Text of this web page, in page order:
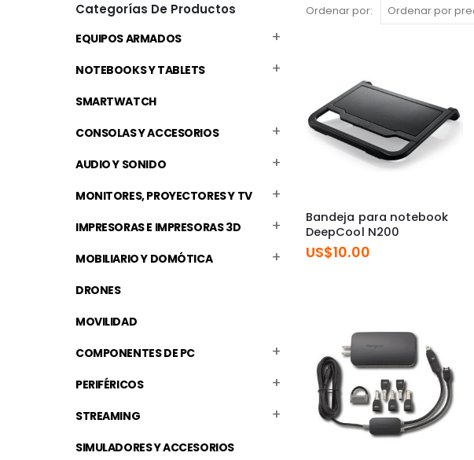
Ordenar por:
Bandeja para notebook
DeepCool N200
US$10.00
Categorías De Productos
EQUIPOS ARMADOS
NOTEBOOKS Y TABLETS
SMARTWATCH
CONSOLAS Y ACCESORIOS
AUDIO Y SONIDO
MONITORES, PROYECTORES Y TV
IMPRESORAS E IMPRESORAS 3D
MOBILIARIO Y DOMÓTICA
DRONES
MOVILIDAD
COMPONENTES DE PC
PERIFÉRICOS
STREAMING
SIMULADORES Y ACCESORIOS